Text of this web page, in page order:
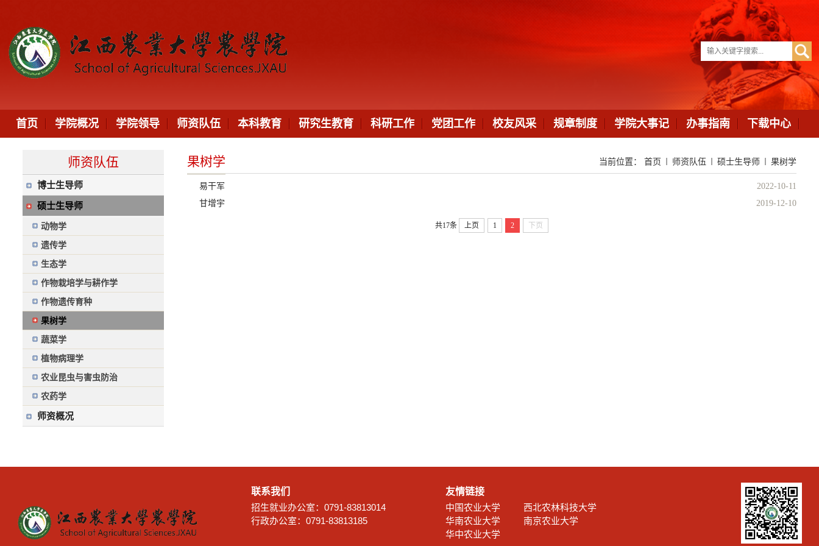
首页 学院概况 学院领导 师资队伍 本科教育 研究生教育 科研工作 党团工作 校友风采 规章制度 学院大事记 办事指南 下载中心
师资队伍
博士生导师
硕士生导师
动物学
遗传学
生态学
作物栽培学与耕作学
作物遗传育种
果树学
蔬菜学
植物病理学
农业昆虫与害虫防治
农药学
师资概况
果树学 当前位置： 首页 师资队伍 硕士生导师 果树学
易干军
2022-10-11
甘增宇
2019-12-10
共17条 上页 1 2 下页
联系我们
招生就业办公室：0791-83813014
行政办公室：0791-83813185
友情链接
中国农业大学
西北农林科技大学
华南农业大学
南京农业大学
华中农业大学